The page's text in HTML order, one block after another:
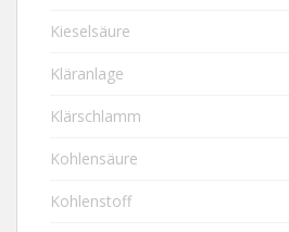
Kieselsäure
Kläranlage
Klärschlamm
Kohlensäure
Kohlenstoff